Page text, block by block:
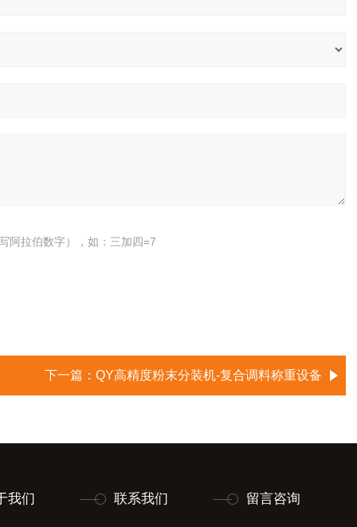
阿拉伯数字），如：三加四=7
下一篇： QY高精度粉末分装机-复合调料称重设备
我们 联系我们 留言咨询